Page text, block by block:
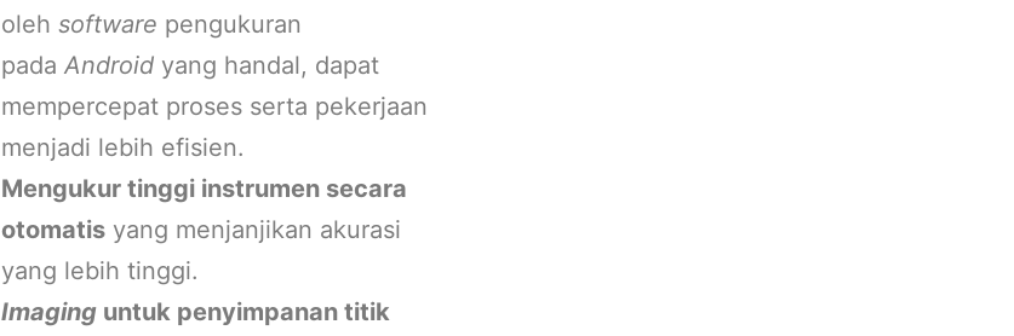
oleh software pengukuran
pada Androidyang handal, dapat
mempercepat proses serta pekerjaan
menjadi lebih efisien.
Mengukur tinggi instrumen secara
otomatisyang menjanjikan akurasi
yang lebih tinggi.
Imaging untuk penyimpanan titik